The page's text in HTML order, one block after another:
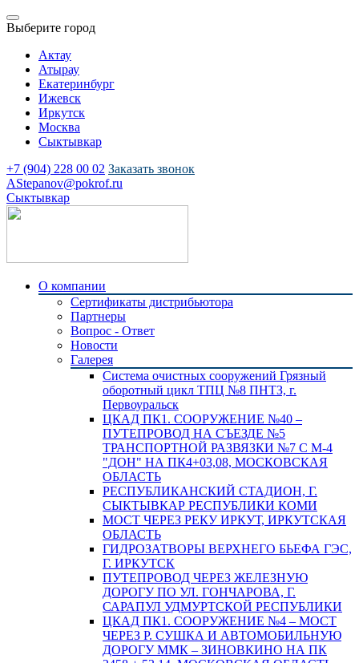
Выберите город
Актау
Атырау
Екатеринбург
Ижевск
Иркутск
Москва
Сыктывкар
+7 (904) 228 00 02 Заказать звонок
AStepanov@pokrof.ru
Сыктывкар
О компании
Сертификаты дистрибьютора
Партнеры
Вопрос - Ответ
Новости
Галерея
Система очистных сооружений Грязный
оборотный цикл ТПЦ №8 ПНТЗ, г.
Первоуральск
ЦКАД ПК1. СООРУЖЕНИЕ №40 –
ПУТЕПРОВОД НА СЪЕЗДЕ №5
ТРАНСПОРТНОЙ РАЗВЯЗКИ №7 С М-4
"ДОН" НА ПК4+03,08, МОСКОВСКАЯ
ОБЛАСТЬ
РЕСПУБЛИКАНСКИЙ СТАДИОН, Г.
СЫКТЫВКАР РЕСПУБЛИКИ КОМИ
МОСТ ЧЕРЕЗ РЕКУ ИРКУТ, ИРКУТСКАЯ
ОБЛАСТЬ
ГИДРОЗАТВОРЫ ВЕРХНЕГО БЬЕФА ГЭС,
Г. ИРКУТСК
ПУТЕПРОВОД ЧЕРЕЗ ЖЕЛЕЗНУЮ
ДОРОГУ ПО УЛ. ГОНЧАРОВА, Г.
САРАПУЛ УДМУРТСКОЙ РЕСПУБЛИКИ
ЦКАД ПК1. СООРУЖЕНИЕ №4 – МОСТ
ЧЕРЕЗ Р. СУШКА И АВТОМОБИЛЬНУЮ
ДОРОГУ ММК – ЗИНОВКИНО НА ПК